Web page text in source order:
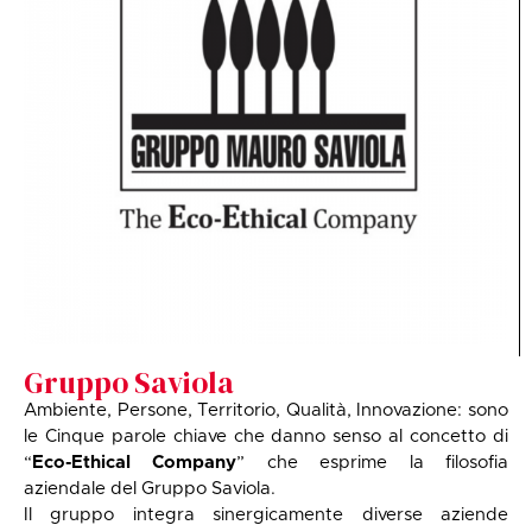
Gruppo Saviola
Ambiente, Persone, Territorio, Qualità, Innovazione: sono
le Cinque parole chiave che danno senso al concetto di
“ Eco-Ethical Company” che esprime la filosofia
aziendale del Gruppo Saviola.
Il gruppo integra sinergicamente diverse aziende